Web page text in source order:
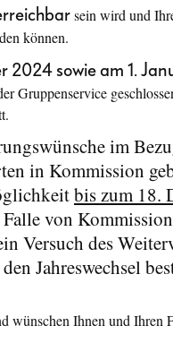
sein wird und
können.
2024 sowie am 1.
Gruppenservice
im
in Kommission
bis zum 18.
von
Versuch des
Jahreswechsel
wünschen Ihnen und Ihren